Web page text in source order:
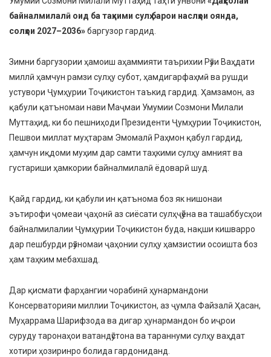
байналмилалӣ оид ба таҳкими сулҳ барои наслҳои оянда,
солҳои 2027–2036»баргузор гардид.
Зимни баргузории ҳамоиш аҳаммияти таърихии Рӯзи Ваҳдати
миллӣ ҳамчун рамзи сулҳу субот, ҳамдигарфаҳмӣ ва рушди
устувори Ҷумҳурии Тоҷикистон таъкид гардид. Ҳамзамон, аз
қабули қатъномаи нави Маҷмаи Умумии Созмони Милали
Муттаҳид, ки бо пешниҳоди Президенти Ҷумҳурии Тоҷикистон,
Пешвои миллат муҳтарам Эмомалӣ Раҳмон қабул гардид,
ҳамчун иқдоми муҳим дар самти таҳкими сулҳу амният ва
густариши ҳамкории байналмилалӣ ёдоварӣ шуд.
Қайд гардид, ки қабули ин қатънома боз як нишонаи
эътирофи ҷомеаи ҷаҳонӣ аз сиёсати сулҳҷӯёна ва ташаббусҳои
байналмилалии Ҷумҳурии Тоҷикистон буда, нақши кишварро
дар пешбурди рӯзномаи ҷаҳонии сулҳу ҳамзистии осоишта боз
ҳам таҳким мебахшад.
Дар қисмати фарҳангии чорабинӣ ҳунармандони
Консерваторияи миллии Тоҷикистон, аз ҷумла Файзалӣ Ҳасан,
Муҳаррама Шарифзода ва дигар ҳунармандон бо иҷрои
суруду таронаҳои ватандӯстона ва тараннуми сулҳу ваҳдат
хотири ҳозиринро болида гардониданд.